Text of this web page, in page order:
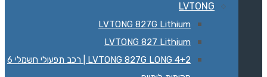
LVTONG
LVTONG 827G Lithium
LVTONG 827 Lithium
LVTONG 827G LONG 4+2 | רכב תפעולי חשמלי 6